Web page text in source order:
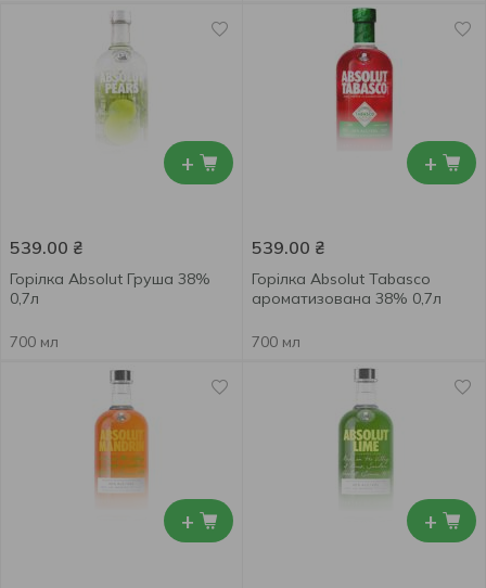
+
539.00 ₴
Горілка Absolut Груша 38%
0,7л
700 мл
+
539.00 ₴
Горілка Absolut Tabasco
ароматизована 38% 0,7л
700 мл
+ +